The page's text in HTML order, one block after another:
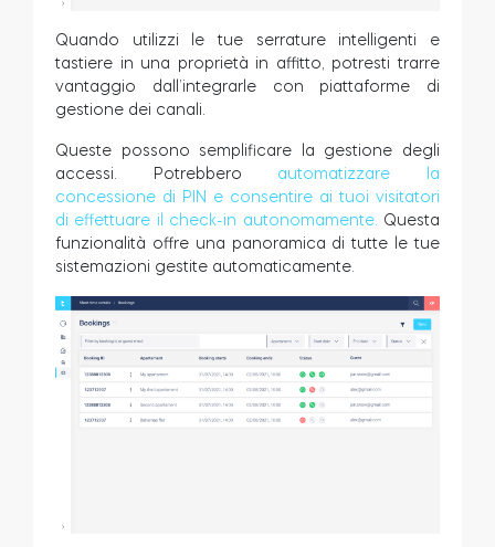
Quando utilizzi le tue serrature intelligenti e
tastiere in una proprietà in affitto, potresti trarre
vantaggio dall’integrarle con piattaforme di
gestione dei canali.
Queste possono semplificare la gestione degli
accessi. Potrebbero automatizzare la
concessione di PIN e consentire ai tuoi visitatori
di effettuare il check-in autonomamente.
Questa
funzionalità offre una panoramica di tutte le tue
sistemazioni gestite automaticamente.